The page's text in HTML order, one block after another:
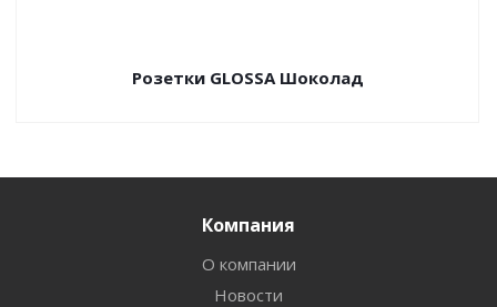
Розетки GLOSSA Шоколад
Компания
О компании
Новости